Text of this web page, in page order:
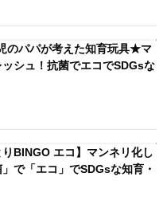
のパパが考えた知育玩具★マ
シュ！抗菌でエコでSDGsな
BINGO エコ】マンネリ化し
で「エコ」でSDGsな知育・